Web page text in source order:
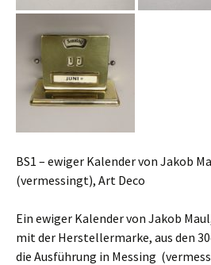
BS1 – ewiger Kalender von Jakob
(vermessingt), Art Deco
Ein ewiger Kalender von Jakob
mit der Herstellermarke, aus den
die Ausführung in Messing